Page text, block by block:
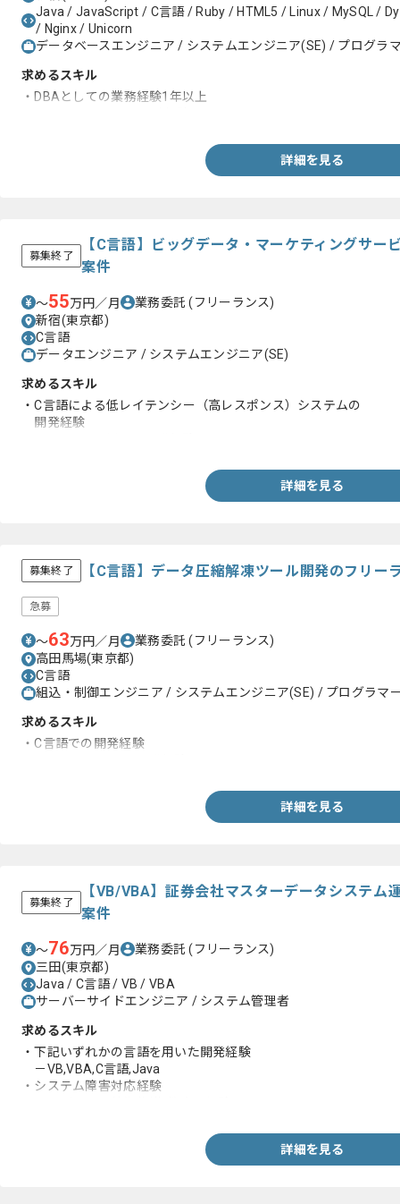
Java / JavaScript / C言語 / Ruby / HTML5 / Linux / MySQL /
/ Nginx / Unicorn
データベースエンジニア / システムエンジニア(SE) / プログラ
求めるスキル
・DBAとしての業務経験1年以上
詳細を見る
募集終了
【C言語】ビッグデータ・マーケティングサー
案件
〜55万円／月 業務委託(フリーランス)
新宿(東京都)
C言語
データエンジニア / システムエンジニア(SE)
求めるスキル
・C言語による低レイテンシー（高レスポンス）システムの
開発経験
詳細を見る
募集終了 【C言語】データ圧縮解凍ツール開発のフリー
急募
〜63万円／月 業務委託(フリーランス)
高田馬場(東京都)
C言語
組込・制御エンジニア / システムエンジニア(SE) / プログラマ
求めるスキル
・C言語での開発経験
詳細を見る
募集終了
【VB/VBA】証券会社マスターデータシステム
案件
〜76万円／月 業務委託(フリーランス)
三田(東京都)
Java / C言語 / VB / VBA
サーバーサイドエンジニア / システム管理者
求めるスキル
・下記いずれかの言語を用いた開発経験
－VB,VBA,C言語,Java
・システム障害対応経験
詳細を見る